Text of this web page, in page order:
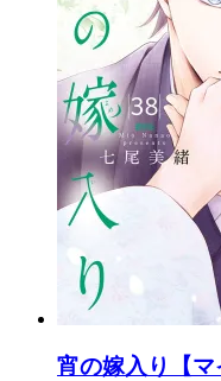
宵の嫁入り【マ